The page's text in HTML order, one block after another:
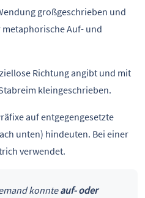
großgeschrieben und
Auf- und
Richtung angibt und mit
kleingeschrieben.
auf entgegengesetzte
unten) hindeuten. Bei einer
verwendet.
konnteauf- oder